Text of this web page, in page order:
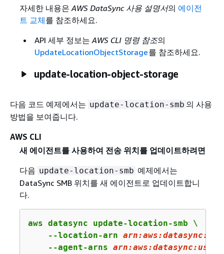
자세한 내용은AWS DataSync 사용 설명서의 에이전
트 교체를 참조하세요.
API 세부 정보는AWS CLI 명령 참조의
UpdateLocationObjectStorage를 참조하세요.
update-location-object-storage
다음 코드 예제에서는 update-location-smb 의 사용
방법을 보여줍니다.
AWS CLI
새 에이전트를 사용하여 전송 위치를 업데이트하려면
다음 update-location-smb 예제에서는
DataSync SMB 위치를 새 에이전트로 업데이트합니
다.
aws datasync update-location-smb \
    --location-arn
arn:aws:datasync:
    --agent-arns
arn:aws:datasync:us-